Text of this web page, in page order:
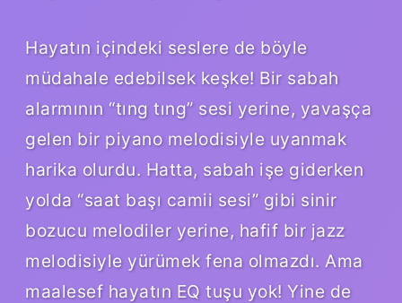
Hayatın içindeki seslere de böyle
müdahale edebilsek keşke! Bir sabah
alarmının “tıng tıng” sesi yerine, yavaşça
gelen bir piyano melodisiyle uyanmak
harika olurdu. Hatta, sabah işe giderken
yolda “saat başı camii sesi” gibi sinir
bozucu melodiler yerine, hafif bir jazz
melodisiyle yürümek fena olmazdı. Ama
maalesef hayatın EQ tuşu yok! Yine de